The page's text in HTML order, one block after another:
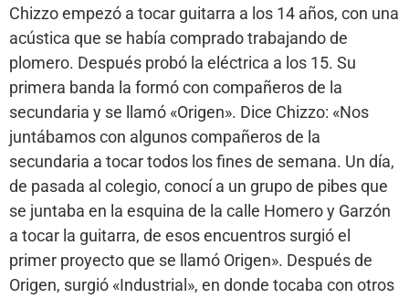
Chizzo empezó a tocar guitarra a los 14 años, con una
acústica que se había comprado trabajando de
plomero. Después probó la eléctrica a los 15. Su
primera banda la formó con compañeros de la
secundaria y se llamó «Origen». Dice Chizzo: «Nos
juntábamos con algunos compañeros de la
secundaria a tocar todos los fines de semana. Un día,
de pasada al colegio, conocí a un grupo de pibes que
se juntaba en la esquina de la calle Homero y Garzón
a tocar la guitarra, de esos encuentros surgió el
primer proyecto que se llamó Origen». Después de
Origen, surgió «Industrial», en donde tocaba con otros